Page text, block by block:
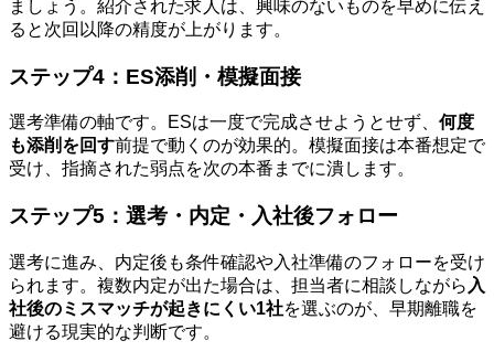
ましょう。紹介された求人は、興味のないものを早めに伝え
ると次回以降の精度が上がります。
ステップ4：ES添削・模擬面接
選考準備の軸です。ESは一度で完成させようとせず、 何度
も添削を回す前提で動くのが効果的。模擬面接は本番想定で
受け、指摘された弱点を次の本番までに潰します。
ステップ5：選考・内定・入社後フォロー
選考に進み、内定後も条件確認や入社準備のフォローを受け
られます。複数内定が出た場合は、担当者に相談しながら 入
社後のミスマッチが起きにくい1社を選ぶのが、早期離職を
避ける現実的な判断です。